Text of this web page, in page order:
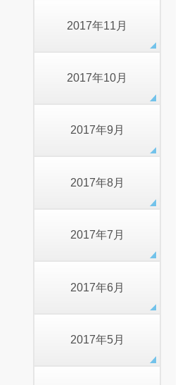
2017年11月
2017年10月
2017年9月
2017年8月
2017年7月
2017年6月
2017年5月